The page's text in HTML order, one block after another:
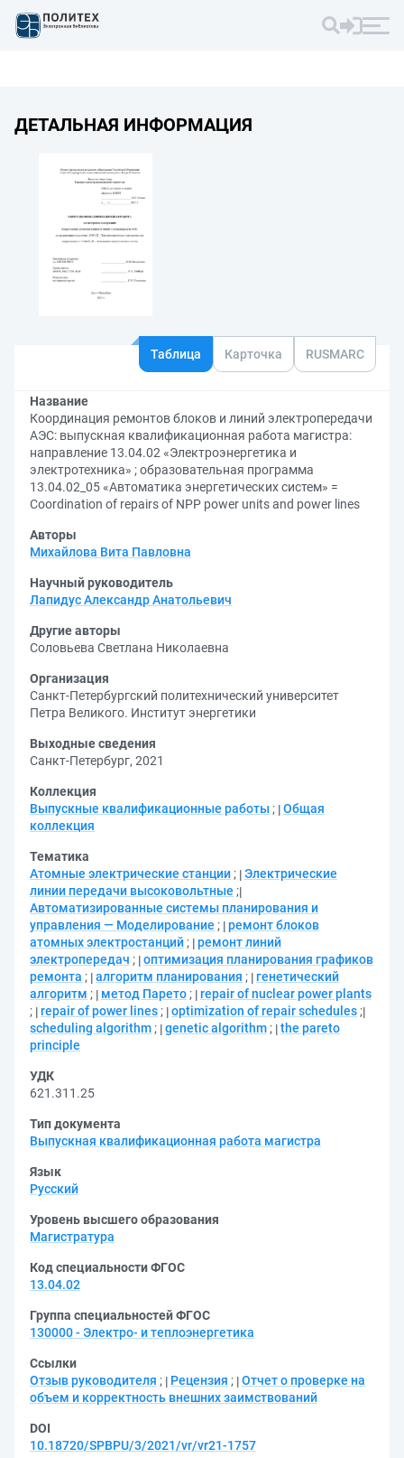
ДЕТАЛЬНАЯ ИНФОРМАЦИЯ
Таблица Карточка RUSMARC
Название
Координация ремонтов блоков и линий электропередачи
АЭС: выпускная квалификационная работа магистра:
направление 13.04.02 «Электроэнергетика и
электротехника» ; образовательная программа
13.04.02_05 «Автоматика энергетических систем» =
Coordination of repairs of NPP power units and power lines
Авторы
Михайлова Вита Павловна
Научный руководитель
Лапидус Александр Анатольевич
Другие авторы
Соловьева Светлана Николаевна
Организация
Санкт-Петербургский политехнический университет
Петра Великого. Институт энергетики
Выходные сведения
Санкт-Петербург, 2021
Коллекция
Выпускные квалификационные работы ; Общая
коллекция
Тематика
Атомные электрические станции ; Электрические
линии передачи высоковольтные ;
Автоматизированные системы планирования и
управления — Моделирование ; ремонт блоков
атомных электростанций ; ремонт линий
электропередач ; оптимизация планирования графиков
ремонта ; алгоритм планирования ;
генетический
алгоритм ; метод Парето ; repair of nuclear power plants
; repair of power lines ; optimization of repair schedules ;
scheduling algorithm ; genetic algorithm ; the pareto
principle
УДК
621.311.25
Тип документа
Выпускная квалификационная работа магистра
Язык
Русский
Уровень высшего образования
Магистратура
Код специальности ФГОС
13.04.02
Группа специальностей ФГОС
130000 - Электро- и теплоэнергетика
Ссылки
Отзыв руководителя ; Рецензия ; Отчет о проверке на
объем и корректность внешних заимствований
DOI
10.18720/SPBPU/3/2021/vr/vr21-1757